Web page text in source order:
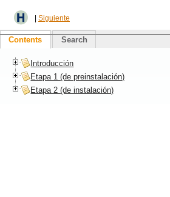
Siguiente
Contents Search
Introducción
Etapa 1 (de preinstalación)
Etapa 2 (de instalación)